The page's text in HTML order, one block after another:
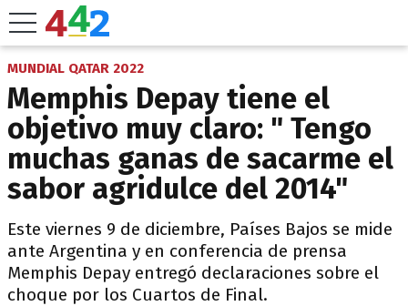
MUNDIAL QATAR 2022
Memphis Depay tiene el
objetivo muy claro: " Tengo
muchas ganas de sacarme el
sabor agridulce del 2014"
Este viernes 9 de diciembre, Países Bajos se mide
ante Argentina y en conferencia de prensa
Memphis Depay entregó declaraciones sobre el
choque por los Cuartos de Final.